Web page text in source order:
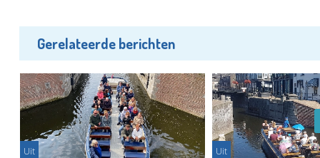
Gerelateerde berichten
Uit Uit